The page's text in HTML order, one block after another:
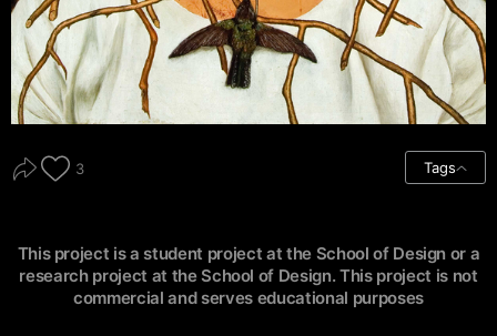
3 Tags
This project is a student project at the School of Design or a
research project at the School of Design. This project is not
commercial and serves educational purposes